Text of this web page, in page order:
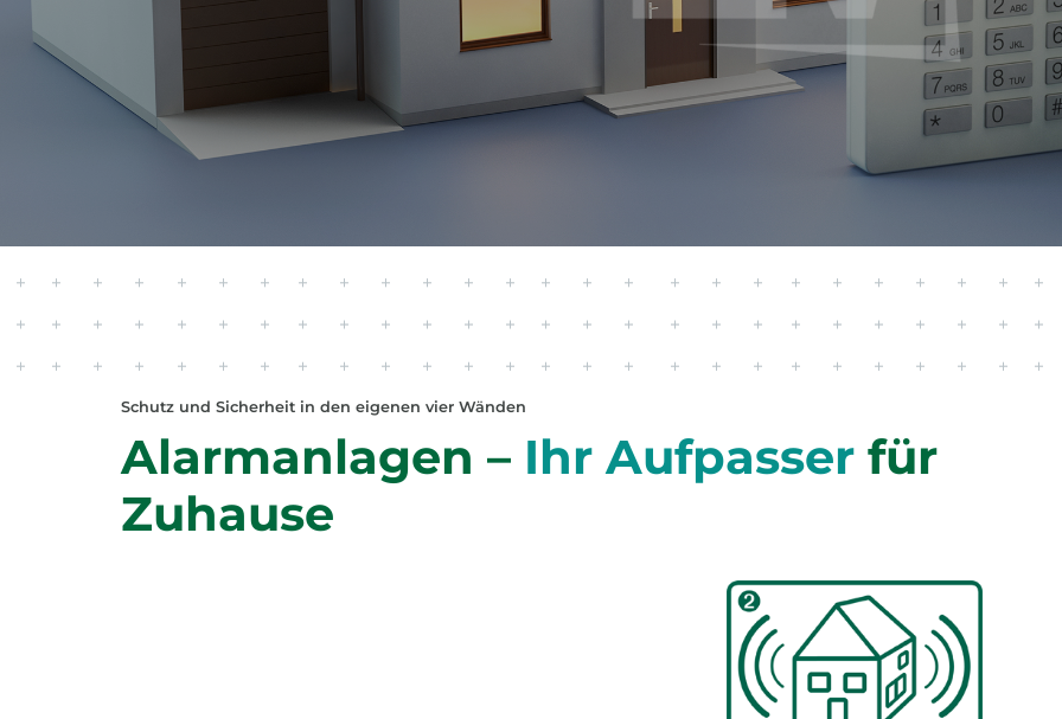
HOCHSICHERHEITSSCHLIESSFÄCHER
GEM. DSGVO
Schutz und Sicherheit in den eigenen vier Wänden
Alarmanlagen – Ihr Aufpasser für
Zuhause